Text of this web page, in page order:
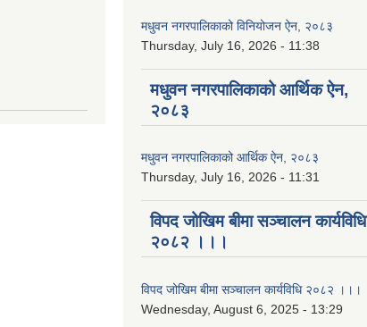
मधुवन नगरपालिकाको विनियोजन ऐन, २०८३
Thursday, July 16, 2026 - 11:38
मधुवन नगरपालिकाको आर्थिक ऐन,
२०८३
मधुवन नगरपालिकाको आर्थिक ऐन, २०८३
Thursday, July 16, 2026 - 11:31
विपद जोखिम बीमा सञ्चालन कार्यविधि
२०८२ ।।।
विपद जोखिम बीमा सञ्चालन कार्यविधि २०८२ ।।।
Wednesday, August 6, 2025 - 13:29